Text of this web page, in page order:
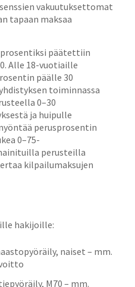
vakuutuksettomat
tapaan maksaa
päätettiin
Alle 18-vuotiaille
päälle 30
toiminnassa
0–30
ja huipulle
perusprosentin
0–75-
perusteilla
kilpailumaksujen
hakijoille:
naiset – mm.
M70 – mm.